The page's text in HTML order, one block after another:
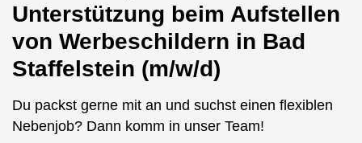
Unterstützung beim Aufstellen
von Werbeschildern in Bad
Staffelstein (m/w/d)
Du packst gerne mit an und suchst einen flexiblen
Nebenjob? Dann komm in unser Team!